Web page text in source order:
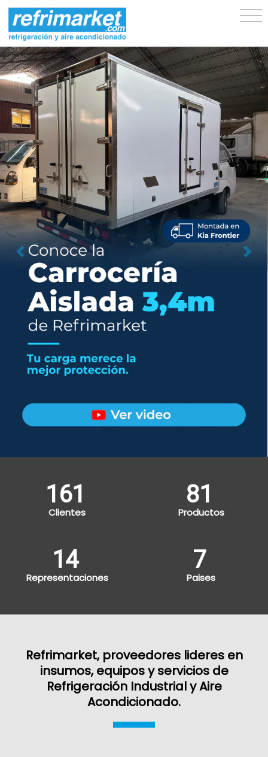
Previous Next
193
Clientes
97
Productos
14
Representaciones
7
Paises
Refrimarket, proveedores lideres en
insumos, equipos y servicios de
Refrigeración Industrial y Aire
Acondicionado.